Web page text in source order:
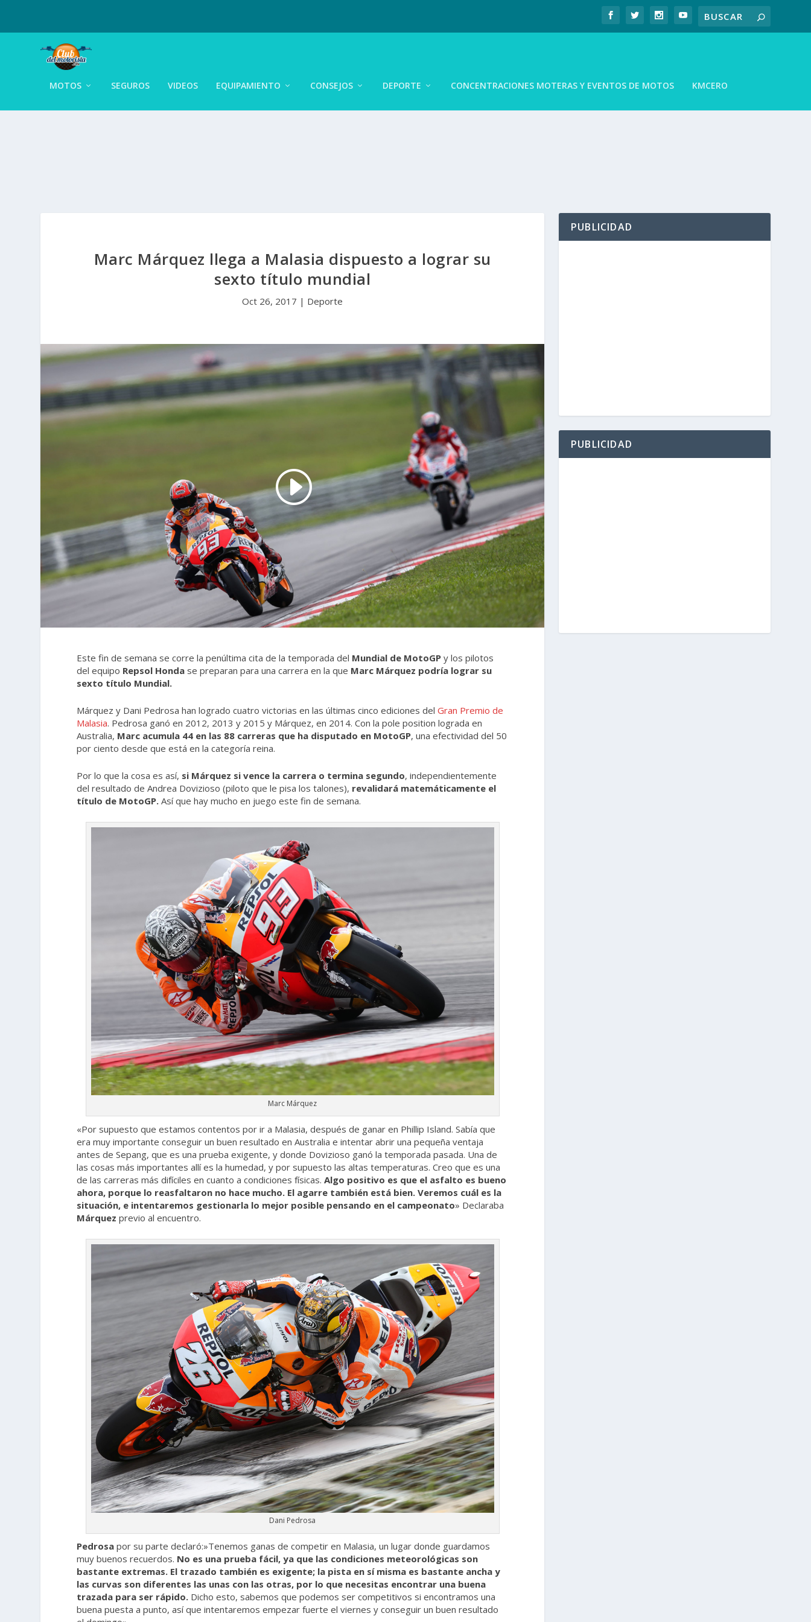
MOTOS SEGUROS VIDEOS EQUIPAMIENTO CONSEJOS DEPORTE CONCENTRACIONES MOTERAS Y EVENTOS DE MOTOS KMCERO
Marc Márquez llega a Malasia dispuesto a lograr su
sexto título mundial
Oct 26, 2017 | Deporte
Este fin de semana se corre la penúltima cita de la temporada del Mundial de MotoGP y los pilotos
del equipo Repsol Honda se preparan para una carrera en la que Marc Márquez podría lograr su
sexto título Mundial.
Márquez y Dani Pedrosa han logrado cuatro victorias en las últimas cinco ediciones delGran Premio de
Malasia. Pedrosa ganó en 2012, 2013 y 2015 y Márquez, en 2014. Con la pole position lograda en
Australia, Marc acumula 44 en las 88 carreras que ha disputado en MotoGP, una efectividad del 50
por ciento desde que está en la categoría reina.
Por lo que la cosa es así, si Márquez si vence la carrera o termina segundo, independientemente
del resultado de Andrea Dovizioso (piloto que le pisa los talones), revalidará matemáticamente el
título de MotoGP. Así que hay mucho en juego este fin de semana.
Marc Márquez
«Por supuesto que estamos contentos por ir a Malasia, después de ganar en Phillip Island. Sabía que
era muy importante conseguir un buen resultado en Australia e intentar abrir una pequeña ventaja
antes de Sepang, que es una prueba exigente, y donde Dovizioso ganó la temporada pasada. Una de
las cosas más importantes allí es la humedad, y por supuesto las altas temperaturas. Creo que es una
de las carreras más difíciles en cuanto a condiciones físicas. Algo positivo es que el asfalto es bueno
ahora, porque lo reasfaltaron no hace mucho. El agarre también está bien. Veremos cuál es la
situación, e intentaremos gestionarla lo mejor posible pensando en el campeonato» Declaraba
Márquez previo al encuentro.
Dani Pedrosa
Pedrosa por su parte declaró:»Tenemos ganas de competir en Malasia, un lugar donde guardamos
muy buenos recuerdos. No es una prueba fácil, ya que las condiciones meteorológicas son
bastante extremas. El trazado también es exigente; la pista en sí misma es bastante ancha y
las curvas son diferentes las unas con las otras, por lo que necesitas encontrar una buena
trazada para ser rápido. Dicho esto, sabemos que podemos ser competitivos si encontramos una
buena puesta a punto, así que intentaremos empezar fuerte el viernes y conseguir un buen resultado
PUBLICIDAD
PUBLICIDAD